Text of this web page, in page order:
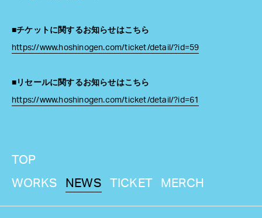
■チケットに関するお知らせはこちら
https://www.hoshinogen.com/ticket/detail/?id=59
■リセールに関するお知らせはこちら
https://www.hoshinogen.com/ticket/detail/?id=61
TOP
WORKS
NEWS TICKET MERCH